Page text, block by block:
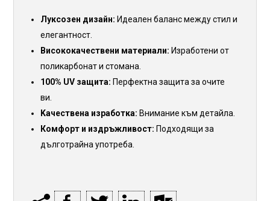
Луксозен дизайн: Идеален баланс между стил и
елегантност.
Висококачествени материали: Изработени от
поликарбонат и стомана.
100% UV защита: Перфектна защита за очите
ви.
Kaчествена изработка: Внимание към детайла.
Комфорт и издръжливост: Подходящи за
дълготрайна употреба.